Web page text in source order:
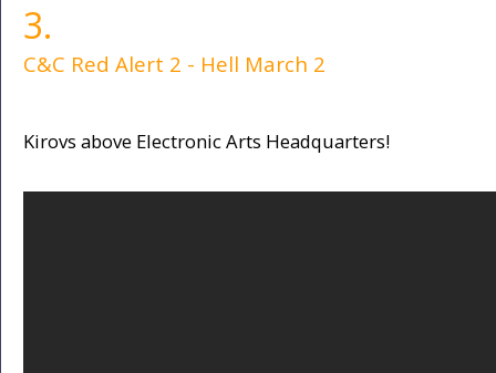
3.
C&C Red Alert 2 - Hell March 2
Kirovs above Electronic Arts Headquarters!